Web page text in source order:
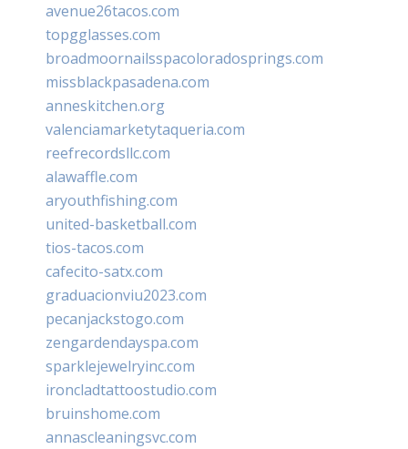
avenue26tacos.com
topgglasses.com
broadmoornailsspacoloradosprings.com
missblackpasadena.com
anneskitchen.org
valenciamarketytaqueria.com
reefrecordsllc.com
alawaffle.com
aryouthfishing.com
united-basketball.com
tios-tacos.com
cafecito-satx.com
graduacionviu2023.com
pecanjackstogo.com
zengardendayspa.com
sparklejewelryinc.com
ironcladtattoostudio.com
bruinshome.com
annascleaningsvc.com